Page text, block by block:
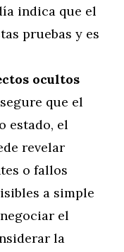
indica que el
pruebas y es
ocultos
que el
estado, el
revelar
o fallos
a simple
el
la